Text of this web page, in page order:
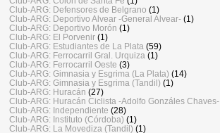
Club-ARG: Defensores de Belgrano (1)
Club-ARG: Deportivo Alvear -General Alvear- (1)
Club-ARG: Deportivo Morón (1)
Club-ARG: El Porvenir (1)
Club-ARG: Estudiantes de La Plata (59)
Club-ARG: Ferrocarril Gral. Urquiza (1)
Club-ARG: Ferrocarril Oeste (3)
Club-ARG: Gimnasia y Esgrima (La Plata) (14)
Club-ARG: Gimnasia y Esgrima (Tandil) (1)
Club-ARG: Huracán (27)
Club-ARG: Huracán Ciclista -Adolfo Gonzáles Chaves-
Club-ARG: Independiente (28)
Club-ARG: Instituto (Córdoba) (1)
Club-ARG: La Movediza (Tandil) (1)